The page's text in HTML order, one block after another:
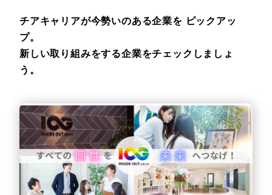
チアキャリアが今勢いのある企業を ピックアッ
プ。
新しい取り組みをする企業をチェックしましょ
う。